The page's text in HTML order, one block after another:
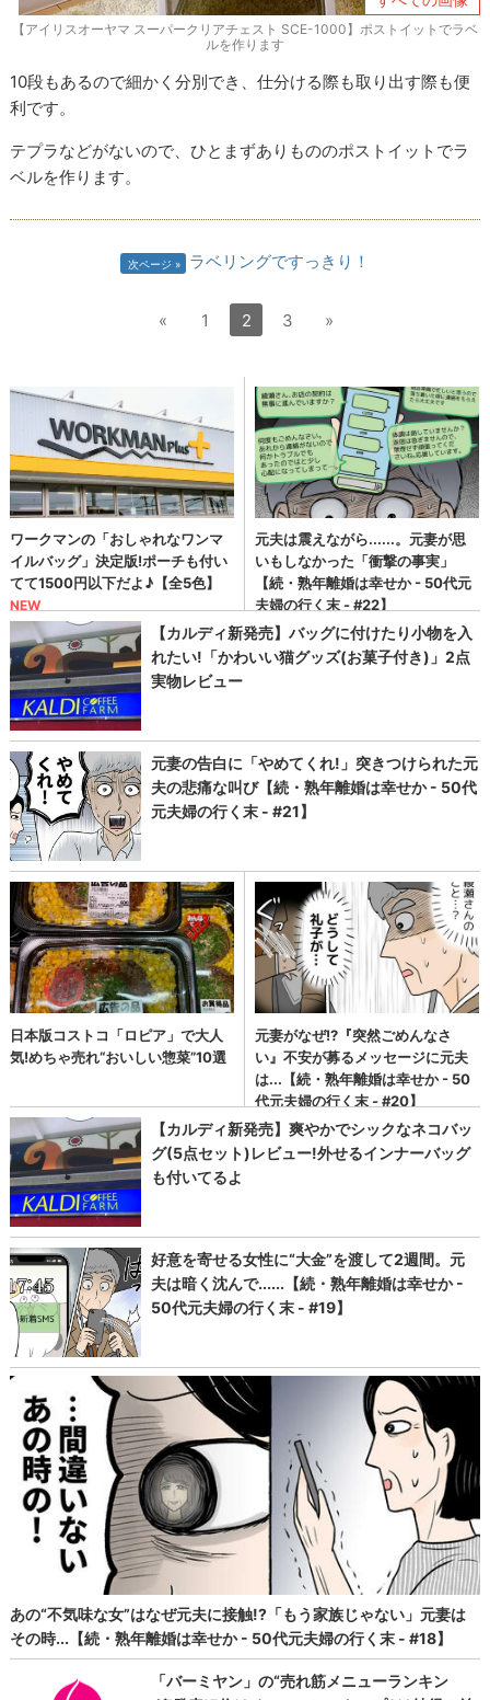
【アイリスオーヤマ スーパークリアチェスト SCE-1000】ポストイットでラベ
ルを作ります
10段もあるので細かく分別でき、仕分ける際も取り出す際も便
利です。
テプラなどがないので、ひとまずありもののポストイットでラ
ベルを作ります。
次ページ ラベリングですっきり！
« 1 2 3 »